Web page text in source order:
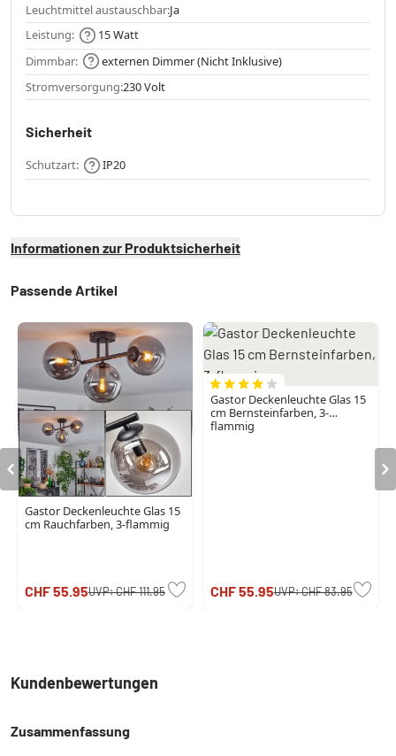
Leuchtmittel austauschbar:Ja
Leistung:
15 Watt
Dimmbar:
externen Dimmer (Nicht Inklusive)
Stromversorgung:230 Volt
Sicherheit
Schutzart: IP20
Informationen zur Produktsicherheit
Passende Artikel
Gastor Deckenleuchte Glas 15
cm Rauchfarben, 3-flammig
CHF 55.95UVP:CHF 111.95
Gastor Deckenleuchte Glas 15
cm Bernsteinfarben, 3-
flammig
CHF 55.95UVP:CHF 83.95
Kundenbewertungen
Zusammenfassung